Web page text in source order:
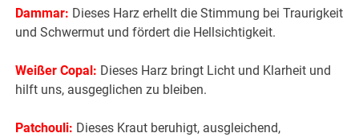
Dammar: Dieses Harz erhellt die Stimmung bei Traurigkeit
und Schwermut und fördert die Hellsichtigkeit.
Weißer Copal: Dieses Harz bringt Licht und Klarheit und
hilft uns, ausgeglichen zu bleiben.
Patchouli: Dieses Kraut beruhigt, ausgleichend,